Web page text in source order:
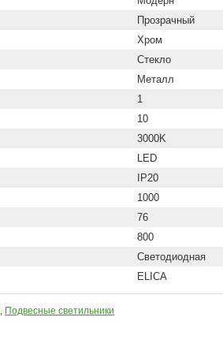
Прозрачный
Хром
Стекло
Металл
1
10
3000K
LED
IP20
1000
76
800
Светодиодная
ELICA
, Подвесные светильники